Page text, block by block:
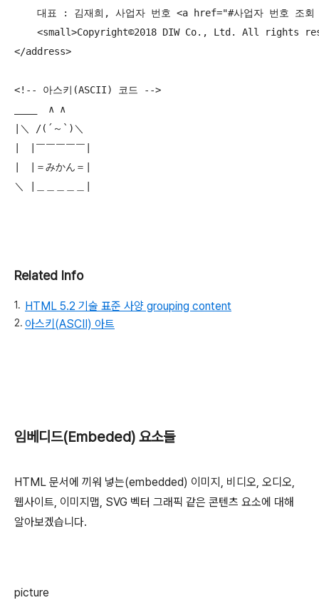
대표 : 김재희, 사업자 번호 <a href="#사업자 번호 조
<small>Copyright©2018 DIW Co., Ltd. All rights
</address>
<!-- 아스키(ASCII) 코드 -->
____  ∧ ∧
|＼ /(´～`)＼
|　|￣￣￣￣￣|
|　|＝みかん＝|
Related Info
HTML 5.2 기술 표준 사양 grouping content
아스키(ASCII) 아트
임베디드(Embeded) 요소들
HTML 문서에 끼워 넣는(embedded) 이미지, 비디오, 오디오,
웹사이트, 이미지맵, SVG 벡터 그래픽 같은 콘텐츠 요소에 대해
알아보겠습니다.
picture